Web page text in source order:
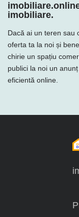
imobiliare.
Dacă ai un teren sau
oferta ta la noi și
chirie un spațiu
publici la noi un
eficientă online.